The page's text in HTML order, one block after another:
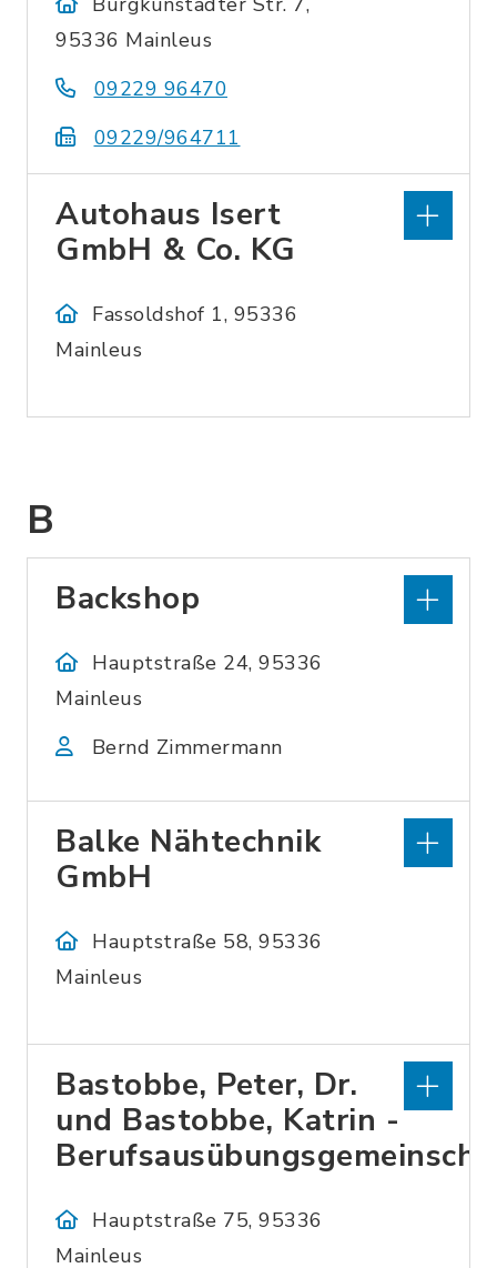
95336 Mainleus
09229 96470
09229/964711
Autohaus Isert
GmbH & Co. KG
Fassoldshof 1, 95336
Mainleus
B
Backshop
Hauptstraße 24, 95336
Mainleus
Bernd Zimmermann
Balke Nähtechnik
GmbH
Hauptstraße 58, 95336
Mainleus
Bastobbe, Peter, Dr.
und Bastobbe, Katrin -
Hauptstraße 75, 95336
Mainleus